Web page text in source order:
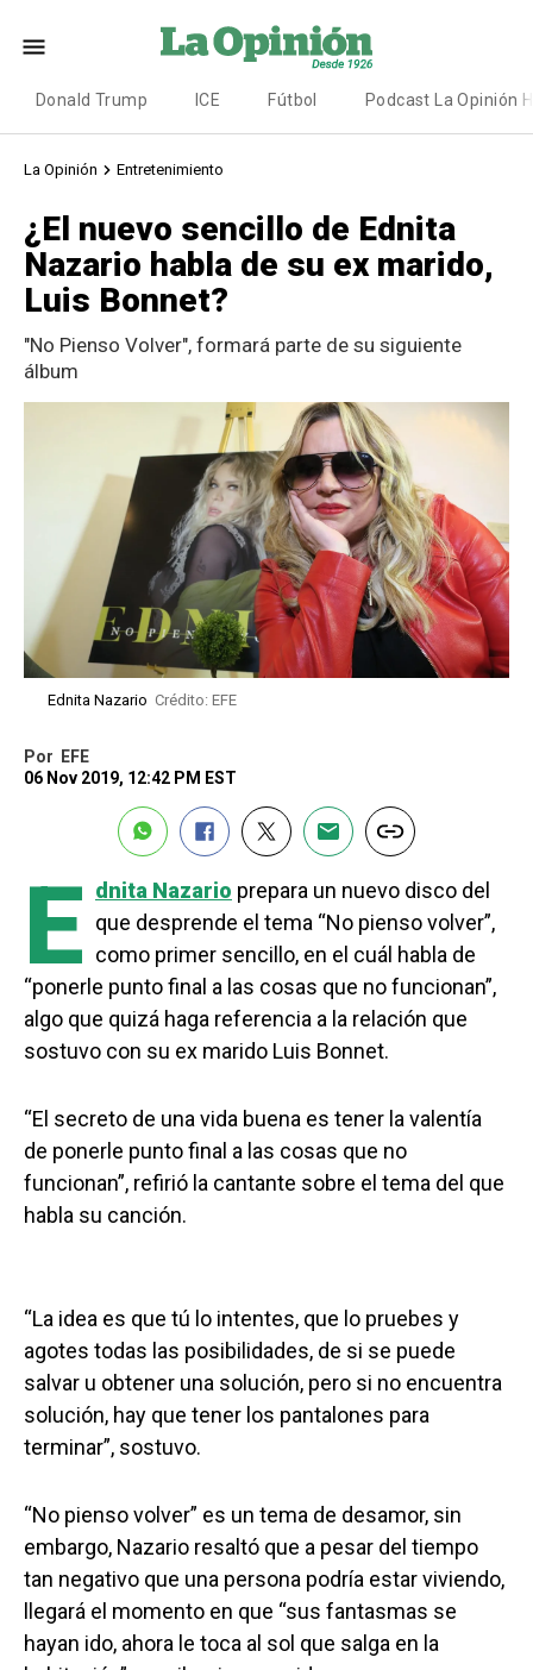
Donald Trump ICE Fútbol Podcast La Opinión
La Opinión Entretenimiento
¿El nuevo sencillo de Ednita
Nazario habla de su ex marido,
Luis Bonnet?
"No Pienso Volver", formará parte de su siguiente
álbum
Ednita Nazario Crédito: EFE
Por
EFE
06 Nov 2019, 12:42 PM EST
E dnita Nazario prepara un nuevo disco del
que desprende el tema “No pienso volver”,
como primer sencillo, en el cuál habla de
“ponerle punto final a las cosas que no funcionan”,
algo que quizá haga referencia a la relación que
sostuvo con su ex marido Luis Bonnet.
“El secreto de una vida buena es tener la valentía
de ponerle punto final a las cosas que no
funcionan”, refirió la cantante sobre el tema del que
habla su canción.
“La idea es que tú lo intentes, que lo pruebes y
agotes todas las posibilidades, de si se puede
salvar u obtener una solución, pero si no encuentra
solución, hay que tener los pantalones para
terminar”, sostuvo.
“No pienso volver” es un tema de desamor, sin
embargo, Nazario resaltó que a pesar del tiempo
tan negativo que una persona podría estar viviendo,
llegará el momento en que “sus fantasmas se
hayan ido, ahora le toca al sol que salga en la